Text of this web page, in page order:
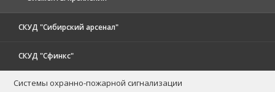
СКУД "Сибирский арсенал"
СКУД "Сфинкс"
Системы охранно-пожарной сигнализации